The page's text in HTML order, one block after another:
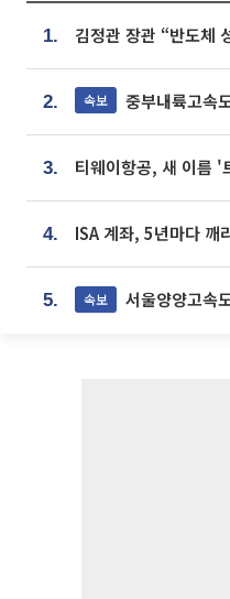
1.
2. 속보 중부내륙고속
3.
4. ISA 계좌, 5년마다 깨
5. 속보 서울양양고속